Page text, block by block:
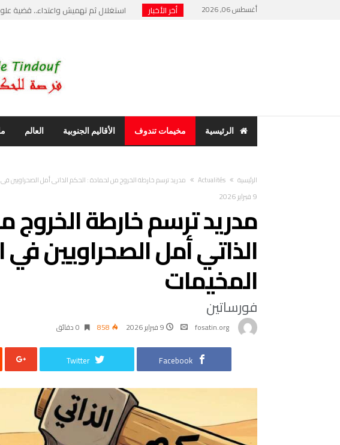
أغسطس 06, 2026 أخر الأخبار
نهاية “الرئيس الوريث”.. ضربة قاصمة...
مخيمات تندوف: اجتماع علني يكسر
بسبب فضح الفساد وانتقاد ابراهيم
الرئيسية مخيمات تندوف الأقاليم الجنوبية العالم
‫الرئيسية‬ Actualités مدريد ترسم خارطة الخروج من لحمادة : الحكم الذاتي أمل الصحراويين
9 فبراير 2026
مدريد ترسم خارطة الخروج
الذاتي أمل الصحراويين
المخيمات
فورساتين
fosatin.org 9 فبراير 2026 858 0 ‫دقائق‬
Facebook
Twitter